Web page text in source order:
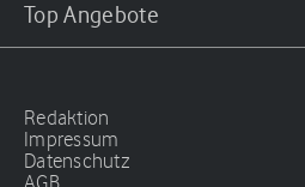
Top Angebote
Redaktion
Impressum
Datenschutz